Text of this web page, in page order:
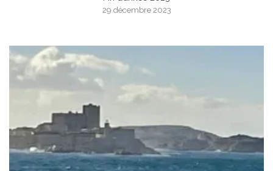
29 décembre 2023